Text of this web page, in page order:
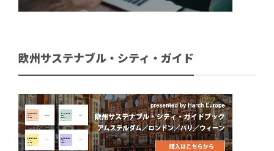
欧州サステナブル・シティ・ガイド